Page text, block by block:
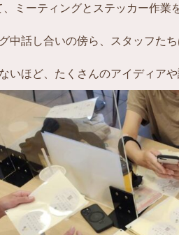
ミーティングとステッカー作業
中話し合いの傍ら、スタッフた
いほど、たくさんのアイディアや